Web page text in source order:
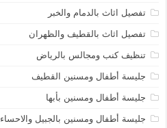
تفصيل اثاث بالدمام والخبر
تفصيل اثاث بالقطيف والظهران
تنظيف كنب ومجالس بالرياض
جليسة أطفال ومسنين القطيف
جليسة أطفال ومسنين بأبها
جليسة أطفال ومسنين بالجبيل والاحساء